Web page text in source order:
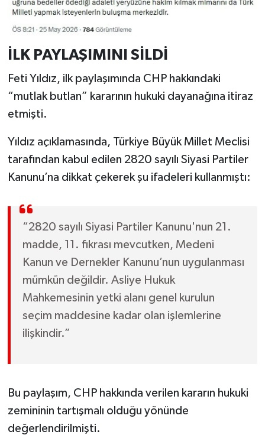
İLK PAYLAŞIMINI SİLDİ
Feti Yıldız, ilk paylaşımında CHP hakkındaki
“mutlak butlan” kararının hukuki dayanağına itiraz
etmişti.
Yıldız açıklamasında, Türkiye Büyük Millet Meclisi
tarafından kabul edilen 2820 sayılı Siyasi Partiler
Kanunu’na dikkat çekerek şu ifadeleri kullanmıştı:
“2820 sayılı Siyasi Partiler Kanunu'nun 21.
madde, 11. fıkrası mevcutken, Medeni
Kanun ve Dernekler Kanunu’nun uygulanması
mümkün değildir. Asliye Hukuk
Mahkemesinin yetki alanı genel kurulun
seçim maddesine kadar olan işlemlerine
ilişkindir.”
Bu paylaşım, CHP hakkında verilen kararın hukuki
zemininin tartışmalı olduğu yönünde
değerlendirilmişti.